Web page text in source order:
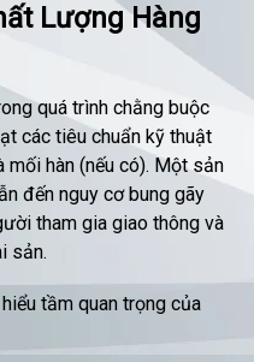
Lượng Hàng
quá trình chằng buộc
các tiêu chuẩn kỹ thuật
hàn (nếu có). Một sản
đến nguy cơ bung gãy
tham gia giao thông và
sản.
tầm quan trọng của